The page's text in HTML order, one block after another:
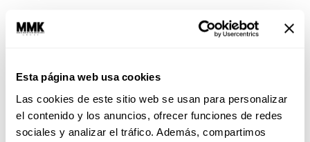
Esta página web usa cookies
Las cookies de este sitio web se usan para personalizar
el contenido y los anuncios, ofrecer funciones de redes
sociales y analizar el tráfico. Además, compartimos